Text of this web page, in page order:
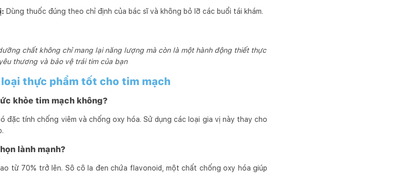
Dùng thuốc đúng theo chỉ định của bác sĩ và không bỏ lỡ các buổi tái khám.
chất không chỉ mang lại năng lượng mà còn là một hành động thiết thực
thương và bảo vệ trái tim của bạn
thực phẩm tốt cho tim mạch
khỏe tim mạch không?
đặc tính chống viêm và chống oxy hóa. Sử dụng các loại gia vị này thay cho
lành mạnh?
từ 70% trở lên. Sô cô la đen chứa flavonoid, một chất chống oxy hóa giúp